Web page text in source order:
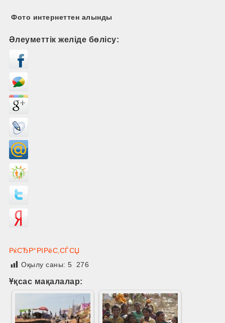
Фото интернеттен алынды
Әлеуметтік желіде бөлісу:
РќСЂР°РІРёС‚СЃСЏ
Оқылу саны:5 276
Ұқсас мақалалар: